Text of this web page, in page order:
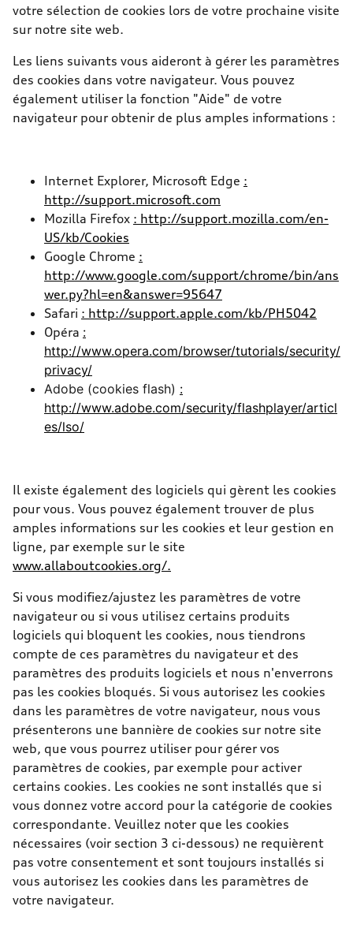
votre sélection de cookies lors de votre prochaine visite
sur notre site web.
Les liens suivants vous aideront à gérer les paramètres
des cookies dans votre navigateur. Vous pouvez
également utiliser la fonction "Aide" de votre
navigateur pour obtenir de plus amples informations :
Internet Explorer, Microsoft Edge :
http://support.microsoft.com
Mozilla Firefox : http://support.mozilla.com/en-
US/kb/Cookies
Google Chrome :
http://www.google.com/support/chrome/bin/ans
wer.py?hl=en&answer=95647
Safari : http://support.apple.com/kb/PH5042
Opéra :
http://www.opera.com/browser/tutorials/security/
privacy/
Adobe (cookies flash) :
http://www.adobe.com/security/flashplayer/articl
es/lso/
Il existe également des logiciels qui gèrent les cookies
pour vous. Vous pouvez également trouver de plus
amples informations sur les cookies et leur gestion en
ligne, par exemple sur le site
www.allaboutcookies.org/.
Si vous modifiez/ajustez les paramètres de votre
navigateur ou si vous utilisez certains produits
logiciels qui bloquent les cookies, nous tiendrons
compte de ces paramètres du navigateur et des
paramètres des produits logiciels et nous n'enverrons
pas les cookies bloqués. Si vous autorisez les cookies
dans les paramètres de votre navigateur, nous vous
présenterons une bannière de cookies sur notre site
web, que vous pourrez utiliser pour gérer vos
paramètres de cookies, par exemple pour activer
certains cookies. Les cookies ne sont installés que si
vous donnez votre accord pour la catégorie de cookies
correspondante. Veuillez noter que les cookies
nécessaires (voir section 3 ci-dessous) ne requièrent
pas votre consentement et sont toujours installés si
vous autorisez les cookies dans les paramètres de
votre navigateur.